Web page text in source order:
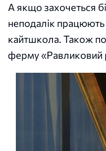
А якщо захочеться
неподалік працюють
кайтшкола. Також
ферму «Равликовий